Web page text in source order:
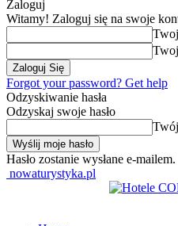
Zaloguj
Witamy! Zaloguj się na swoje
Forgot your password? Get help
Odzyskiwanie hasła
Odzyskaj swoje hasło
Hasło zostanie wysłane e-mailem.
nowaturystyka.pl